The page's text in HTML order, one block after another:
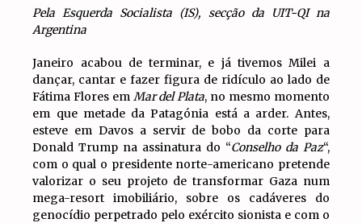
Pela Esquerda Socialista (IS), secção da UIT-QI na
Argentina
Janeiro acabou de terminar, e já tivemos Milei a
dançar, cantar e fazer figura de ridículo ao lado de
Fátima Flores em Mar del Plata, no mesmo momento
em que metade da Patagónia está a arder. Antes,
esteve em Davos a servir de bobo da corte para
Donald Trump na assinatura do “Conselho da Paz“,
com o qual o presidente norte-americano pretende
valorizar o seu projeto de transformar Gaza num
mega-resort imobiliário, sobre os cadáveres do
genocídio perpetrado pelo exército sionista e com o